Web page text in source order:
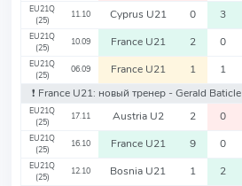
EU21Q
(25)
11.10 Cyprus U21 0 3
EU21Q
(25)
10.09 France U21 2 0
EU21Q
(25)
06.09 France U21 1 1
❗️ France U21: новый тренер - Gerald Baticle
EU21Q
(25)
17.11 Austria U2 2 0
EU21Q
(25)
16.10 France U21 9 0
EU21Q
(25)
12.10 Bosnia U21 1 2